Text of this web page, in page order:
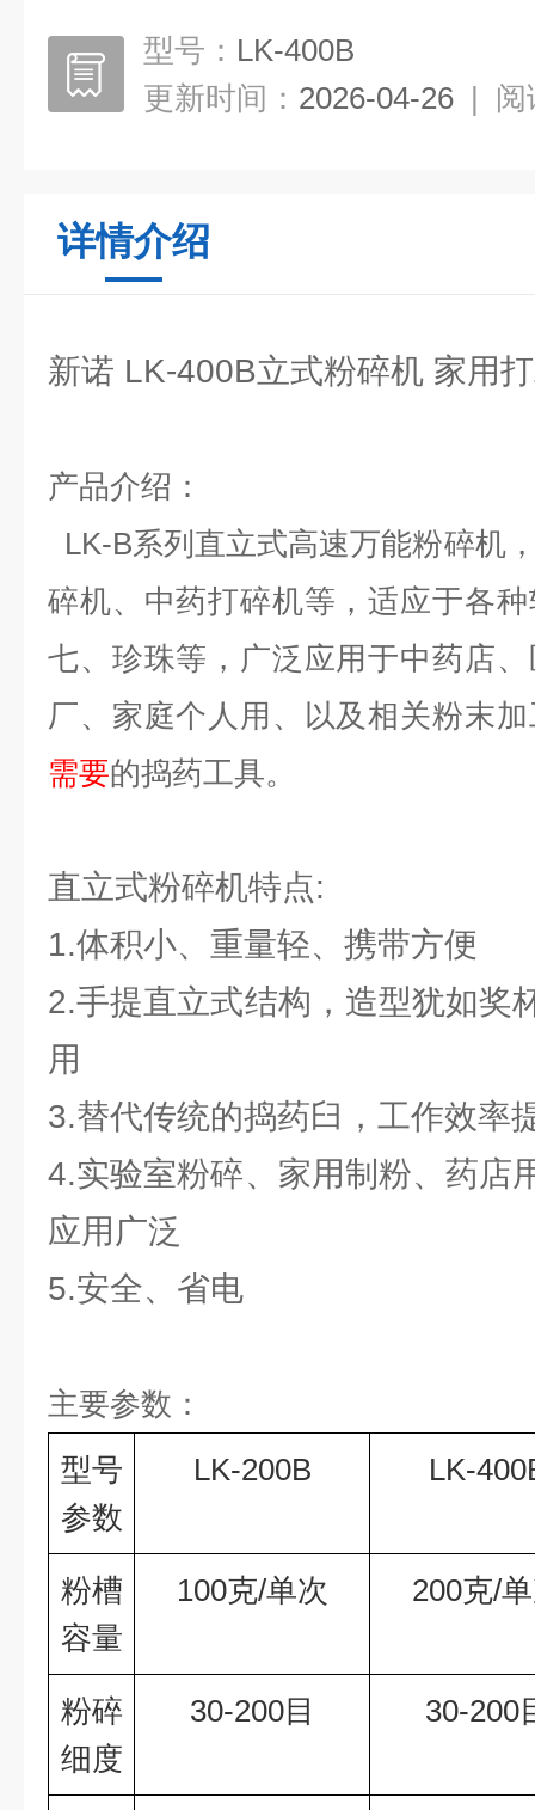
型号： LK-400B
更新时间： 2026-04-26 | 阅
详情介绍
新诺 LK-400B立式粉碎机 家用
产品介绍：
LK-B系列直立式高速万能粉碎机
碎机、中药打碎机等，适应于各
七、珍珠等，广泛应用于中药店
厂、家庭个人用、以及相关粉末
需要的捣药工具。
直立式粉碎机特点:
1.体积小、重量轻、携带方便
2.手提直立式结构，造型犹如奖
用
3.替代传统的捣药臼，工作效率
4.实验室粉碎、家用制粉、药店
应用广泛
5.安全、省电
主要参数：
型号
参数
LK-200B LK-
粉槽
容量
100克/单次 200克/
粉碎
细度
30-200目 30-200